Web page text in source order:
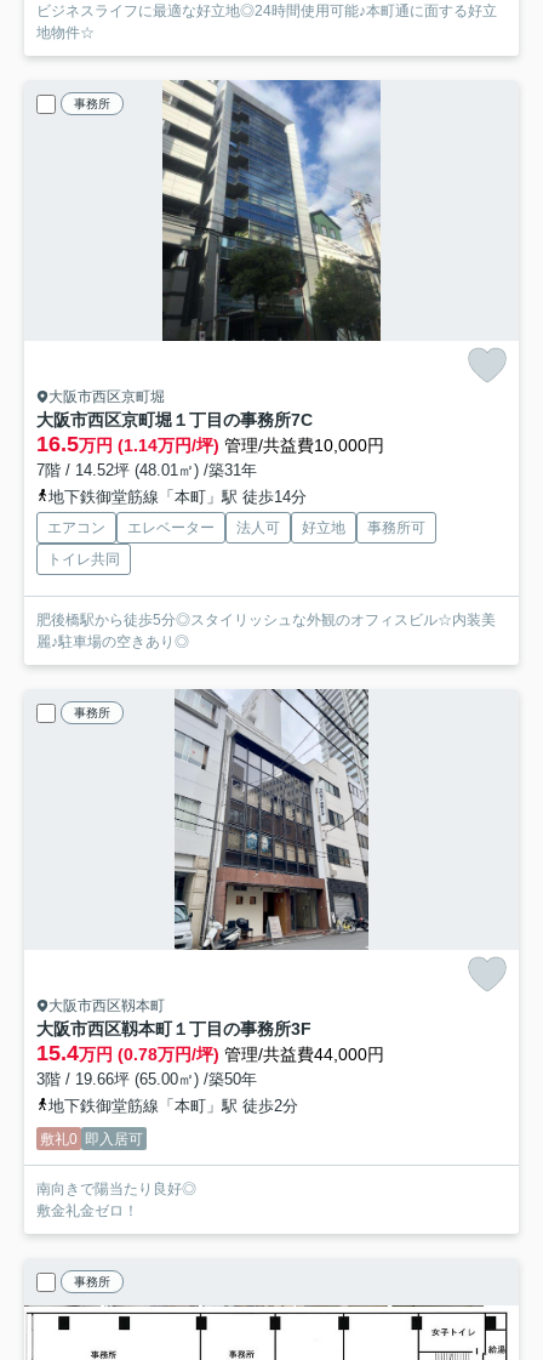
ビジネスライフに最適な好立地◎24時間使用可能♪本町通に面する好立
地物件☆
事務所
大阪市西区京町堀
大阪市西区京町堀１丁目の事務所7C
16.5万円 (1.14万円/坪) 管理/共益費10,000円
7階 / 14.52坪 (48.01㎡) /築31年
地下鉄御堂筋線「本町」駅 徒歩14分
エアコン エレベーター 法人可 好立地
事務所可
トイレ共同
肥後橋駅から徒歩5分◎スタイリッシュな外観のオフィスビル☆内装美
麗♪駐車場の空きあり◎
事務所
大阪市西区靱本町
大阪市西区靱本町１丁目の事務所3F
15.4万円 (0.78万円/坪) 管理/共益費44,000円
3階 / 19.66坪 (65.00㎡) /築50年
地下鉄御堂筋線「本町」駅 徒歩2分
敷礼0 即入居可
南向きで陽当たり良好◎
敷金礼金ゼロ！
事務所